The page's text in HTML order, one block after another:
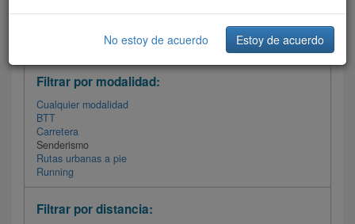
Filtrar las rutas
Filtrar por modalidad:
Cualquier modalidad
BTT
Carretera
Senderismo
Rutas urbanas a pie
Running
Filtrar por distancia:
No estoy de acuerdo Estoy de acuerdo